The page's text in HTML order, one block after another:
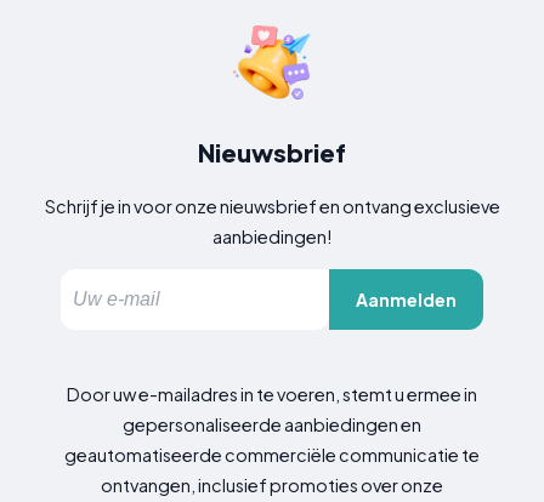
Nieuwsbrief
Schrijf je in voor onze nieuwsbrief en ontvang exclusieve
aanbiedingen!
Aanmelden
Door uw e-mailadres in te voeren, stemt u ermee in
gepersonaliseerde aanbiedingen en
geautomatiseerde commerciële communicatie te
ontvangen, inclusief promoties over onze